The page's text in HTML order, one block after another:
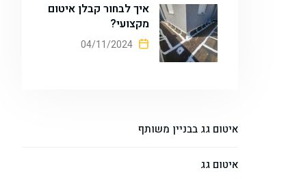
איך לבחור קבלן איטום
מקצועי?
איטום גג בבניין משותף
איטום גג